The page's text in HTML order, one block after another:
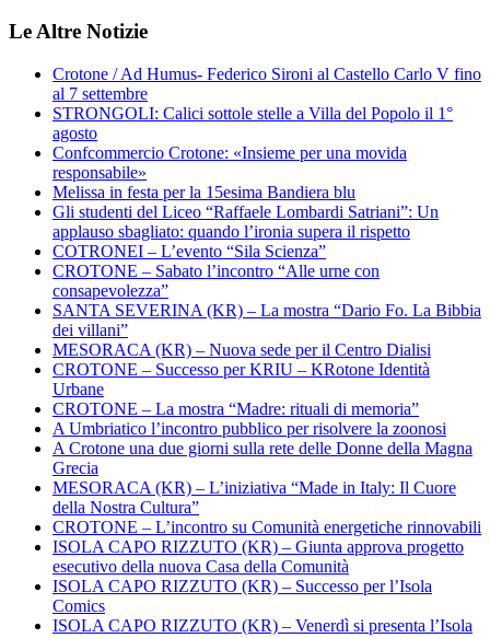
Le Altre Notizie
Crotone / Ad Humus- Federico Sironi al Castello Carlo V fino
al 7 settembre
STRONGOLI: Calici sottole stelle a Villa del Popolo il 1°
agosto
Confcommercio Crotone: «Insieme per una movida
responsabile»
Melissa in festa per la 15esima Bandiera blu
Gli studenti del Liceo “Raffaele Lombardi Satriani”: Un
applauso sbagliato: quando l’ironia supera il rispetto
COTRONEI – L’evento “Sila Scienza”
CROTONE – Sabato l’incontro “Alle urne con
consapevolezza”
SANTA SEVERINA (KR) – La mostra “Dario Fo. La Bibbia
dei villani”
MESORACA (KR) – Nuova sede per il Centro Dialisi
CROTONE – Successo per KRIU – KRotone Identità
Urbane
CROTONE – La mostra “Madre: rituali di memoria”
A Umbriatico l’incontro pubblico per risolvere la zoonosi
A Crotone una due giorni sulla rete delle Donne della Magna
Grecia
MESORACA (KR) – L’iniziativa “Made in Italy: Il Cuore
della Nostra Cultura”
CROTONE – L’incontro su Comunità energetiche rinnovabili
ISOLA CAPO RIZZUTO (KR) – Giunta approva progetto
esecutivo della nuova Casa della Comunità
ISOLA CAPO RIZZUTO (KR) – Successo per l’Isola
Comics
ISOLA CAPO RIZZUTO (KR) – Venerdì si presenta l’Isola